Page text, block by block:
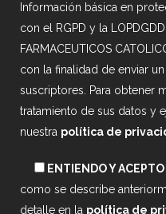
Información básica en
con el RGPD y la
FARMACEUTICOS
con la finalidad de enviar
suscriptores. Para obtener
tratamiento de sus datos y
nuestra política de
ENTIENDO Y ACEPTO
como se describe
detalle en la política de